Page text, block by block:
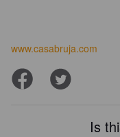
www.casabruja.com
Is